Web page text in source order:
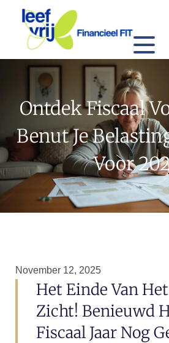
Ontdek Fiscaal
Benut Je
Voor
November 12, 2025
Het Einde Van
Zicht! Benieuwd
Fiscaal Jaar Nog